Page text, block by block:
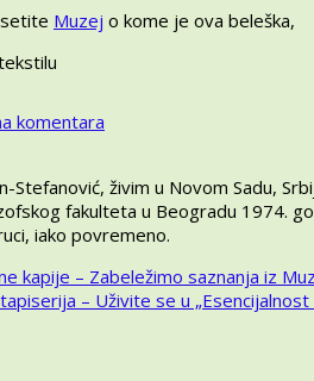
Muzej o kome je ova beleška,
komentara
Folklora
Makedonije
–
Ukoliko
i
vi
Stefanović, živim u Novom Sadu,
fakulteta u Beogradu 1974.
iako povremeno.
kapije – Zabeležimo saznanja iz
– Uživite se u